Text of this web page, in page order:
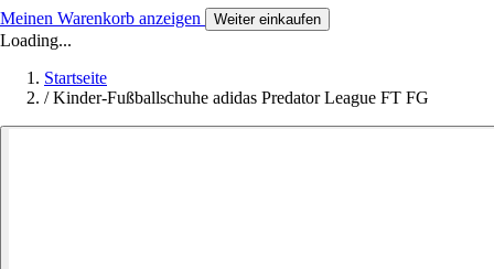
Meinen Warenkorb anzeigen Weiter einkaufen
Loading...
Startseite
/ Kinder-Fußballschuhe adidas Predator League FT FG